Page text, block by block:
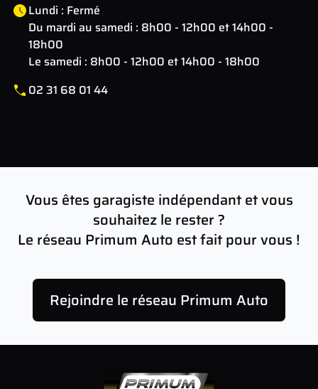
Lundi : Fermé
Du mardi au samedi : 8h00 - 12h00 et 14h00 -
18h00
Le samedi : 8h00 - 12h00 et 14h00 - 18h00
02 31 68 01 44
−
Vous êtes garagiste indépendant et vous
souhaitez le rester ?
Le réseau Primum Auto est fait pour vous !
Rejoindre le réseau Primum Auto